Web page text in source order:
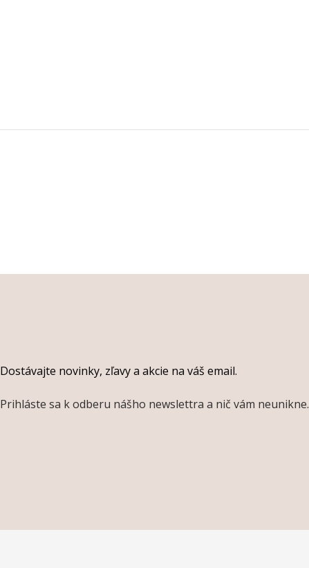
Dostávajte novinky, zľavy a akcie na váš email.
Prihláste sa k odberu nášho newslettra a nič vám neunikne.